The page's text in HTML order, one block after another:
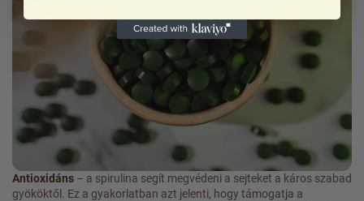
Antioxidáns – a spirulina segít megvédeni a sejteket a káros szabad
gyököktől. Ez a gyakorlatban azt jelenti, hogy támogatja a